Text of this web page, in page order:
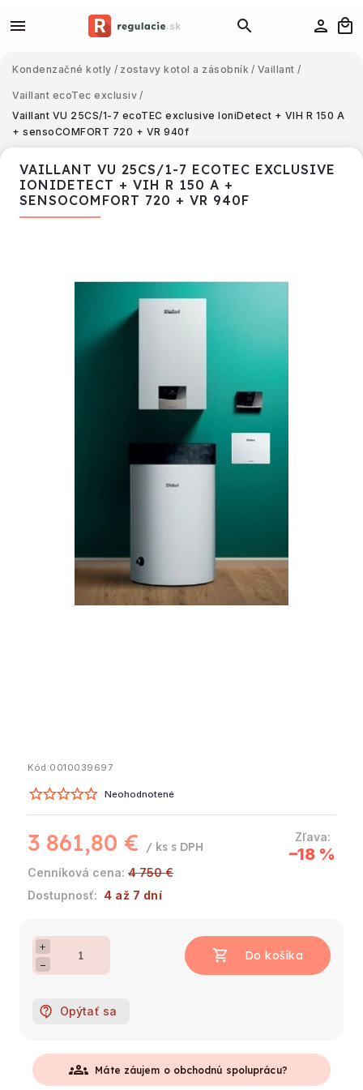
Kondenzačné kotly / zostavy kotol a zásobník / Vaillant /
Vaillant ecoTec exclusiv /
Vaillant VU 25CS/1-7 ecoTEC exclusive IoniDetect + VIH R 150 A
+ sensoCOMFORT 720 + VR 940f
VAILLANT VU 25CS/1-7 ECOTEC EXCLUSIVE
IONIDETECT + VIH R 150 A +
SENSOCOMFORT 720 + VR 940F
Kód:0010039697
Neohodnotené
4 750 €
–18 %
3 861,80 € / ks
4 až 7 dní
+
−
Opýtať sa
groups Máte záujem o obchodnú spoluprácu?